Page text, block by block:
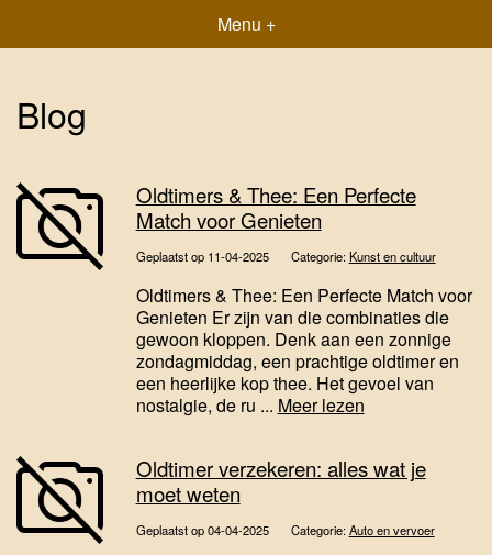
Menu +
Blog
Oldtimers & Thee: Een Perfecte
Match voor Genieten
Geplaatst op 11-04-2025 Categorie:Kunst en cultuur
Oldtimers & Thee: Een Perfecte Match voor
Genieten Er zijn van die combinaties die
gewoon kloppen. Denk aan een zonnige
zondagmiddag, een prachtige oldtimer en
een heerlijke kop thee. Het gevoel van
nostalgie, de ru ... Meer lezen
Oldtimer verzekeren: alles wat je
moet weten
Geplaatst op 04-04-2025 Categorie:Auto en vervoer